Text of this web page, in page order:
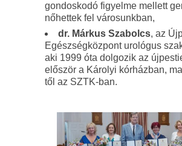
gondoskodó figyelme mellett
nőhettek fel városunkban,
dr. Márkus Szabolcs, az
Egészségközpont urológus
aki 1999 óta dolgozik az
először a Károlyi kórházban,
től az SZTK-ban.